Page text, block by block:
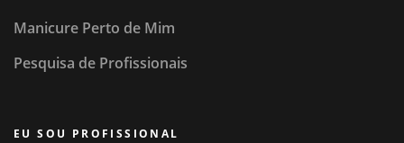
Manicure Perto de Mim
Pesquisa de Profissionais
EU SOU PROFISSIONAL